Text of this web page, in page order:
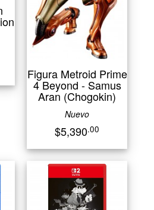
Figura Metroid Prime
4 Beyond - Samus
Aran (Chogokin)
Nuevo
$5,390.00